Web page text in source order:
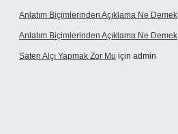
Anlatım Biçimlerinden Açıklama Ne Demek
Anlatım Biçimlerinden Açıklama Ne Demek
Saten Alçı Yapmak Zor Mu için admin